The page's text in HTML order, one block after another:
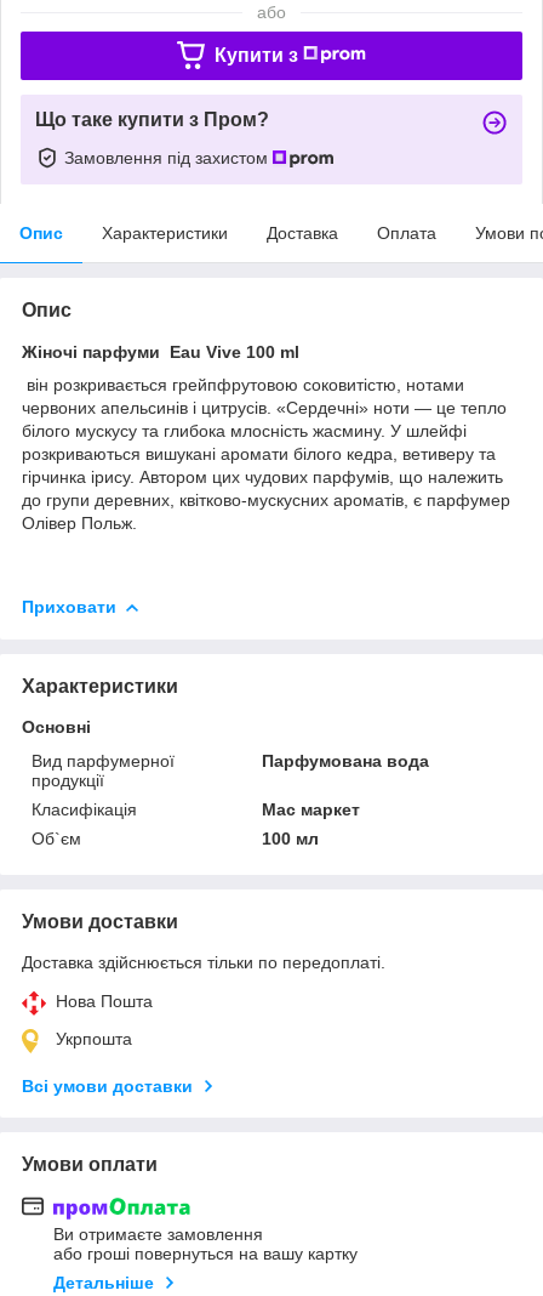
або
Купити з
Що таке купити з Пром?
Замовлення під захистом
Опис Характеристики Доставка Оплата Умови
Опис
Жіночі парфуми Eau Vive 100 ml
він розкривається грейпфрутовою соковитістю, нотами
червоних апельсинів і цитрусів. «Сердечні» ноти — це тепло
білого мускусу та глибока млосність жасмину. У шлейфі
розкриваються вишукані аромати білого кедра, ветиверу та
гірчинка ірису. Автором цих чудових парфумів, що належить
до групи деревних, квітково-мускусних ароматів, є парфумер
Олівер Польж.
Приховати
Характеристики
Основні
Вид парфумерної
продукції
Парфумована вода
Класифікація
Мас маркет
Об`єм
100 мл
Умови доставки
Доставка здійснюється тільки по передоплаті.
Нова Пошта
Укрпошта
Всі умови доставки
Умови оплати
Ви отримаєте замовлення
або гроші повернуться на вашу картку
Детальніше